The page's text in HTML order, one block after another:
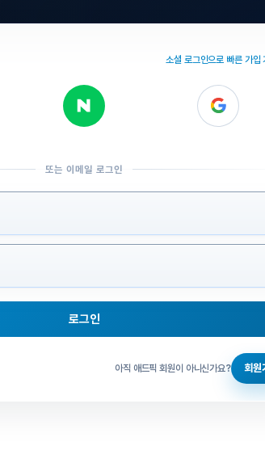
소셜 로그인으로 빠른 가입
또는 이메일 로그인
로그인
아직 애드픽 회원이 아니신가요? 회원